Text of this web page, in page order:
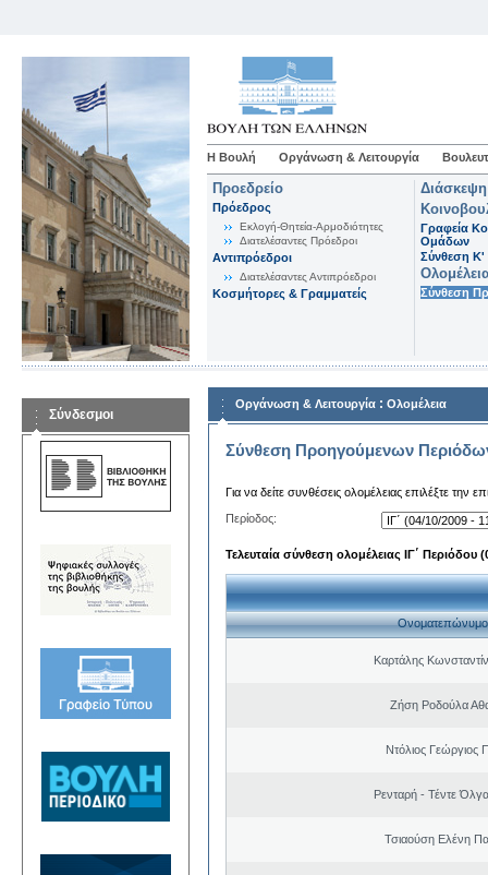
Η Βουλή Οργάνωση & Λειτουργία
Προεδρείο
Πρόεδρος
Εκλογή-Θητεία-Αρμοδιότητες
Διατελέσαντες Πρόεδροι
Αντιπρόεδροι
Διατελέσαντες Αντιπρόεδροι
Κοσμήτορες & Γραμματείς
Γραφεία
Ομάδων
Σύνθεση K'
Σύνθεση
Σύνδεσμοι
Οργάνωση & Λειτουργία : Ολομέλεια
Σύνθεση Προηγούμενων
Για να δείτε συνθέσεις ολομέλειας επιλέξτε την
Περίοδος:
Τελευταία σύνθεση ολομέλειας ΙΓ΄ Περιόδου
Ονοματεπώνυμο
Καρτάλης
Ζήση Ροδούλα
Ντόλιος Γεώργιος
Ρενταρή - Τέντε
Τσιαούση Ελένη